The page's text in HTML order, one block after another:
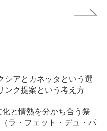
シアとカネッタという選
ンク提案という考え方
と情熱を分かち合う祭
ラ・フェット・デュ・パ